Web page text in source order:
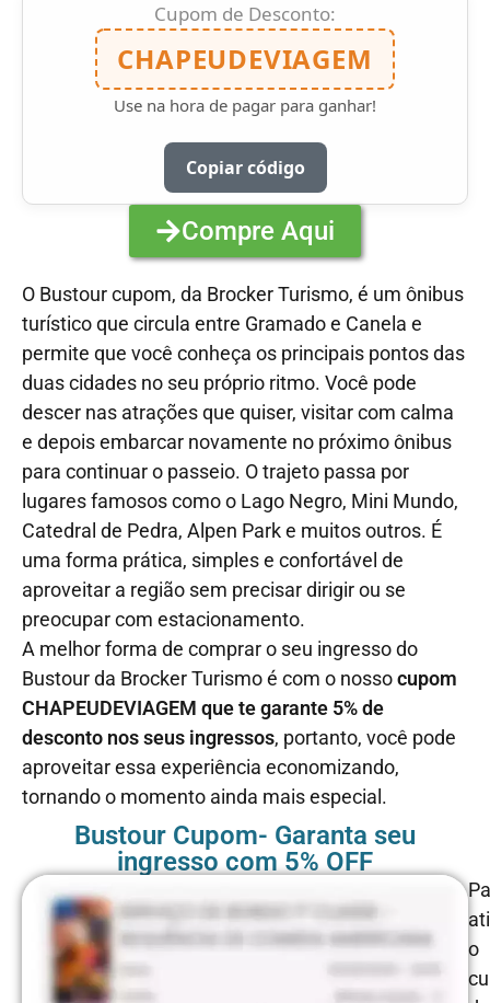
Cupom de Desconto:
CHAPEUDEVIAGEM
Use na hora de pagar para ganhar!
Copiar código
Compre Aqui
O Bustour cupom, da Brocker Turismo, é um ônibus
turístico que circula entre Gramado e Canela e
permite que você conheça os principais pontos das
duas cidades no seu próprio ritmo. Você pode
descer nas atrações que quiser, visitar com calma
e depois embarcar novamente no próximo ônibus
para continuar o passeio. O trajeto passa por
lugares famosos como o Lago Negro, Mini Mundo,
Catedral de Pedra, Alpen Park e muitos outros. É
uma forma prática, simples e confortável de
aproveitar a região sem precisar dirigir ou se
preocupar com estacionamento.
A melhor forma de comprar o seu ingresso do
Bustour da Brocker Turismo é com o nossocupom
CHAPEUDEVIAGEM que te garante 5% de
desconto nos seus ingressos, portanto, você pode
aproveitar essa experiência economizando,
tornando o momento ainda mais especial.
Bustour Cupom- Garanta seu
ingresso com 5% OFF
o